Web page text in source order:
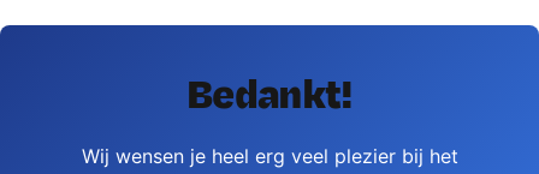
Bedankt!
Wij wensen je heel erg veel plezier bij het